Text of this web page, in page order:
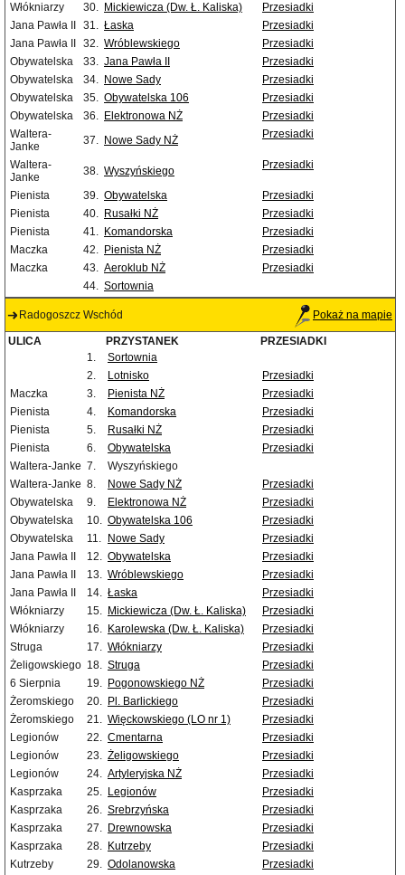
Włókniarzy
30. Mickiewicza (Dw. Ł. Kaliska)
Przesiadki
Jana Pawła II
31. Łaska
Przesiadki
Jana Pawła II
32. Wróblewskiego
Przesiadki
Obywatelska
33. Jana Pawła II
Przesiadki
Obywatelska
34. Nowe Sady
Przesiadki
Obywatelska
35. Obywatelska 106
Przesiadki
Obywatelska
36. Elektronowa NŻ
Przesiadki
Waltera-
Janke
37. Nowe Sady NŻ Przesiadki
Waltera-
Janke
38. Wyszyńskiego Przesiadki
Pienista 39. Obywatelska
Przesiadki
Pienista
40. Rusałki NŻ
Przesiadki
Pienista
41. Komandorska
Przesiadki
Maczka
42. Pienista NŻ
Przesiadki
Maczka
43. Aeroklub NŻ
Przesiadki
44. Sortownia
Radogoszcz Wschód Pokaż na mapie
ULICA PRZYSTANEK
PRZESIADKI
1.
Sortownia
2.
Lotnisko
Przesiadki
Maczka
3. Pienista NŻ
Przesiadki
Pienista
4. Komandorska
Przesiadki
Pienista
5. Rusałki NŻ
Przesiadki
Pienista
6. Obywatelska
Przesiadki
Waltera-Janke 7.
Wyszyńskiego
Waltera-Janke 8. Nowe Sady NŻ
Przesiadki
Obywatelska
9. Elektronowa NŻ
Przesiadki
Obywatelska
10. Obywatelska 106
Przesiadki
Obywatelska
11. Nowe Sady
Przesiadki
Jana Pawła II
12. Obywatelska
Przesiadki
Jana Pawła II
13. Wróblewskiego
Przesiadki
Jana Pawła II
14. Łaska
Przesiadki
Włókniarzy
15. Mickiewicza (Dw. Ł. Kaliska)
Przesiadki
Włókniarzy
16. Karolewska (Dw. Ł. Kaliska)
Przesiadki
Struga
17. Włókniarzy
Przesiadki
Żeligowskiego 18. Struga
Przesiadki
6 Sierpnia
19. Pogonowskiego NŻ
Przesiadki
Żeromskiego
20. Pl. Barlickiego
Przesiadki
Żeromskiego
21. Więckowskiego (LO nr 1)
Przesiadki
Legionów
22. Cmentarna
Przesiadki
Legionów
23. Żeligowskiego
Przesiadki
Legionów
24. Artyleryjska NŻ
Przesiadki
Kasprzaka
25. Legionów
Przesiadki
Kasprzaka
26. Srebrzyńska
Przesiadki
Kasprzaka
27. Drewnowska
Przesiadki
Kasprzaka
28. Kutrzeby
Przesiadki
Kutrzeby
29. Odolanowska Przesiadki